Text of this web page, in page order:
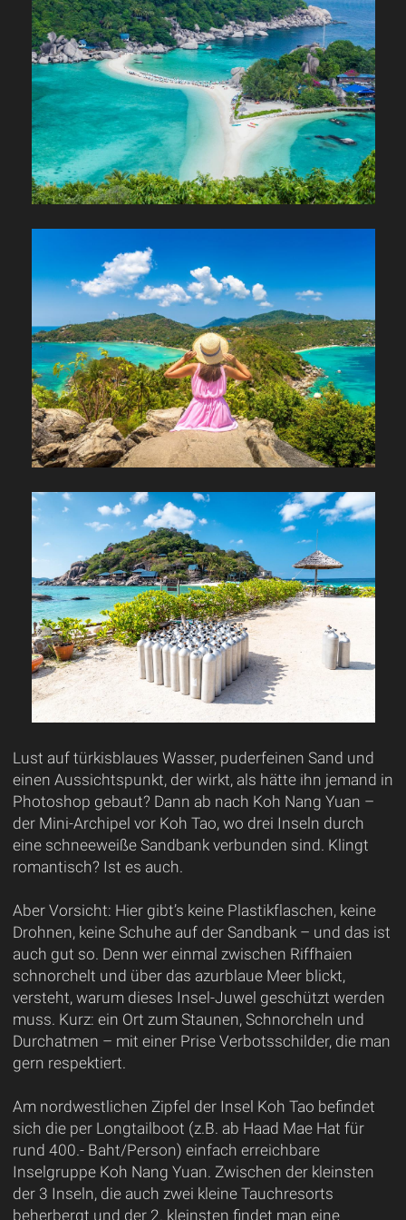
Lust auf türkisblaues Wasser, puderfeinen Sand und
einen Aussichtspunkt, der wirkt, als hätte ihn jemand in
Photoshop gebaut? Dann ab nach Koh Nang Yuan –
der Mini-Archipel vor Koh Tao, wo drei Inseln durch
eine schneeweiße Sandbank verbunden sind. Klingt
romantisch? Ist es auch.
Aber Vorsicht: Hier gibt’s keine Plastikflaschen, keine
Drohnen, keine Schuhe auf der Sandbank – und das ist
auch gut so. Denn wer einmal zwischen Riffhaien
schnorchelt und über das azurblaue Meer blickt,
versteht, warum dieses Insel-Juwel geschützt werden
muss. Kurz: ein Ort zum Staunen, Schnorcheln und
Durchatmen – mit einer Prise Verbotsschilder, die man
gern respektiert.
Am nordwestlichen Zipfel der Insel Koh Tao befindet
sich die per Longtailboot (z.B. ab Haad Mae Hat für
rund 400.- Baht/Person) einfach erreichbare
Inselgruppe Koh Nang Yuan. Zwischen der kleinsten
der 3 Inseln, die auch zwei kleine Tauchresorts
beherbergt und der 2. kleinsten findet man eine